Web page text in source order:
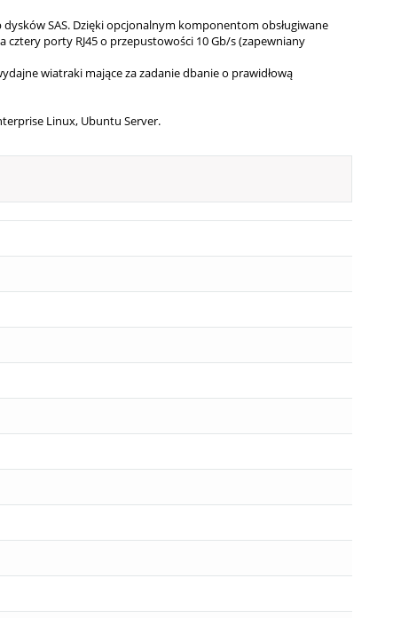
dysków SAS. Dzięki opcjonalnym komponentom obsługiwane
porty RJ45 o przepustowości 10 Gb/s (zapewniany
wiatraki mające za zadanie dbanie o prawidłową
Linux, Ubuntu Server.